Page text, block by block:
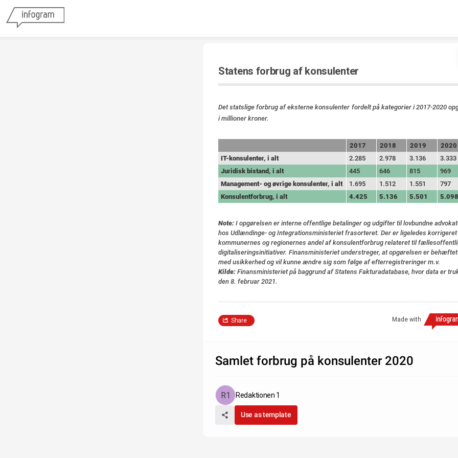
Statens forbrug af konsulenter
Det statslige forbrug af eksterne konsulenter fordelt på kategorier i 2017-2020
i millioner kroner.
sort
2017 2018 2019
2020
IT-konsulenter, i alt
2.285 2.978 3.136
3.333
Juridisk bistand, i alt
445 646 815
969
Management- og øvrige konsulenter, i alt
1.695 1.512 1.551
797
Konsulentforbrug, i alt
4.425 5.136 5.501 5.098
Note: I opgørelsen er interne offentlige betalinger og udgifter til lovbundne
hos Udlændinge- og Integrationsministeriet frasorteret. Der er ligeledes
kommunernes og regionernes andel af konsulentforbrug relateret til
digitaliseringsinitiativer. Finansministeriet understreger, at opgørelsen er behæftet
med usikkerhed og vil kunne ændre sig som følge af efterregistreringer m.v.
Kilde: Finansministeriet på baggrund af Statens Fakturadatabase, hvor data er
den 8. februar 2021.
Made with
Share
Samlet forbrug på konsulenter 2020
Redaktionen 1
Use as template